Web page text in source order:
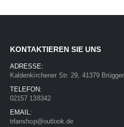
KONTAKTIEREN SIE UNS
ADRESSE:
Kaldenkirchener Str. 29, 41379
TELEFON:
02157 138342
EMAIL:
trlanshop@outlook.de